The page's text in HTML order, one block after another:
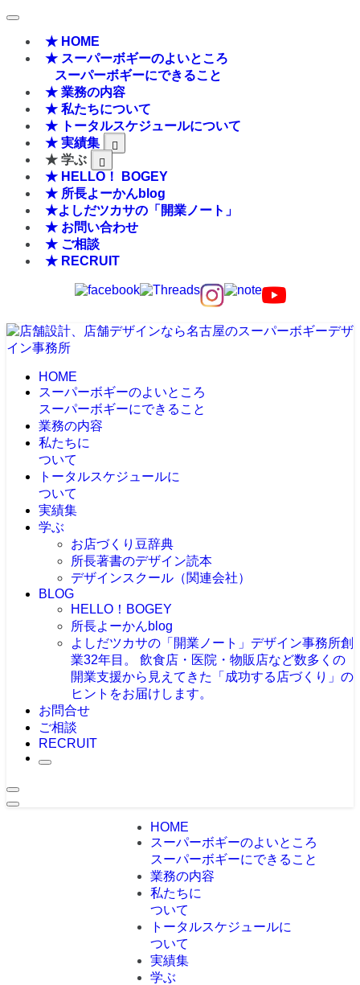
★ HOME
★ スーパーボギーのよいところ
スーパーボギーにできること
★ 業務の内容
★ 私たちについて
★ トータルスケジュールについて
★ 実績集
★ 学ぶ
★ HELLO！ BOGEY
★ 所長よーかんblog
★よしだツカサの「開業ノート」
★ お問い合わせ
★ ご相談
★ RECRUIT
HOME
スーパーボギーのよいところ
スーパーボギーにできること
業務の内容
私たちに
ついて
トータルスケジュールに
ついて
実績集
学ぶ
お店づくり豆辞典
所長著書のデザイン読本
デザインスクール（関連会社）
BLOG
HELLO！BOGEY
所長よーかんblog
よしだツカサの「開業ノート」 デザイン事務所創
業32年目。 飲食店・医院・物販店など数多くの
開業支援から見えてきた「成功する店づくり」の
ヒントをお届けします。
お問合せ
ご相談
RECRUIT
HOME
スーパーボギーのよいところ
スーパーボギーにできること
業務の内容
私たちに
ついて
トータルスケジュールに
ついて
実績集
学ぶ